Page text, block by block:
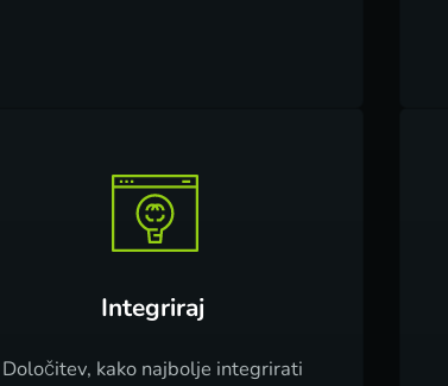
Integriraj
Določitev, kako najbolje integrirati